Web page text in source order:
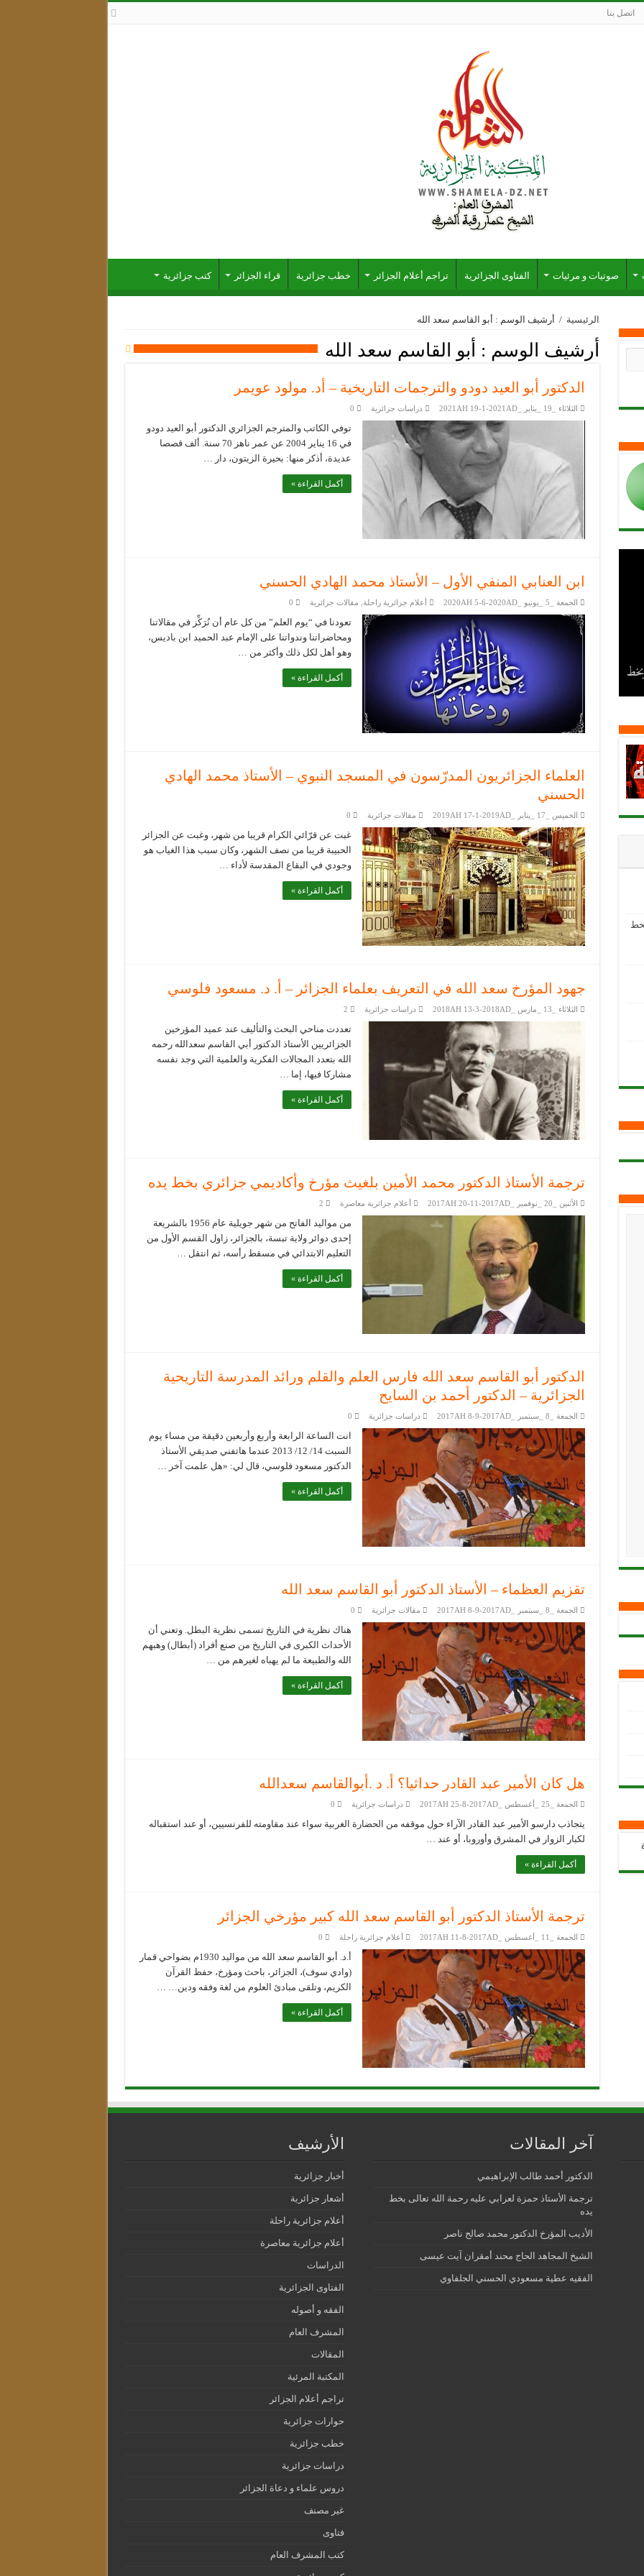
اتصل بنا
صوتيات و مرئيات الفتاوى الجزائرية تراجم أعلام الجزائر خطب جزائرية قراء الجزائر كتب جزائرية
الرئيسية / أرشيف الوسم : أبو القاسم سعد الله
أرشيف الوسم : أبو القاسم سعد الله
الدكتور أبو العيد دودو والترجمات التاريخية – أد. مولود عويمر
الثلاثاء _19 _يناير _2021AH 19-1-2021AD دراسات جزائرية 0
توفي الكاتب والمترجم الجزائري الدكتور أبو العيد دودو
في 16 يناير 2004 عن عمر ناهز 70 سنة. ألف قصصا
عديدة، أذكر منها: بحيرة الزيتون، دار …
أكمل القراءة »
ابن العنابي المنفي الأول – الأستاذ محمد الهادي الحسني
الجمعة _5 _يونيو _2020AH 5-6-2020AD أعلام جزائرية راحلة مقالات جزائرية 0
تعودنا في “يوم العلم” من كل عام أن نُرَكِّز في مقالاتنا
ومحاضراتنا وندواتنا على الإمام عبد الحميد ابن باديس،
وهو أهل لكل ذلك وأكثر من …
أكمل القراءة »
العلماء الجزائريون المدرّسون في المسجد النبوي – الأستاذ محمد الهادي
الحسني
الخميس _17 _يناير _2019AH 17-1-2019AD مقالات جزائرية 0
غبت عن قرّائي الكرام قريبا من شهر، وغبت عن الجزائر
الحبيبة قريبا من نصف الشهر، وكان سبب هذا الغياب هو
وجودي في البقاع المقدسة لأداء …
أكمل القراءة »
جهود المؤرخ سعد الله في التعريف بعلماء الجزائر – أ. د. مسعود فلوسي
الثلاثاء _13 _مارس _2018AH 13-3-2018AD دراسات جزائرية 2
تعددت مناحي البحث والتأليف عند عميد المؤرخين
الجزائريين الأستاذ الدكتور أبي القاسم سعدالله رحمه
الله بتعدد المجالات الفكرية والعلمية التي وجد نفسه
مشاركا فيها، إما …
أكمل القراءة »
ترجمة الأستاذ الدكتور محمد الأمين بلغيث مؤرخ وأكاديمي جزائري بخط يده
الأثنين _20 _نوفمبر _2017AH 20-11-2017AD أعلام جزائرية معاصرة 2
من مواليد الفاتح من شهر جويلية عام 1956 بالشريعة
إحدى دوائر ولاية تبسة، بالجزائر، زاول القسم الأول من
التعليم الابتدائي في مسقط رأسه، ثم انتقل …
أكمل القراءة »
الدكتور أبو القاسم سعد الله فارس العلم والقلم ورائد المدرسة التاريحية
الجزائرية – الدكتور أحمد بن السايح
الجمعة _8 _سبتمبر _2017AH 8-9-2017AD دراسات جزائرية 0
انت الساعة الرابعة وأربع وأربعين دقيقة من مساء يوم
السبت 14/ 12/ 2013 عندما هاتفني صديقي الأستاذ
الدكتور مسعود فلوسي، قال لي: «هل علمت آخر …
أكمل القراءة »
تقزيم العظماء – الأستاذ الدكتور أبو القاسم سعد الله
الجمعة _8 _سبتمبر _2017AH 8-9-2017AD مقالات جزائرية 0
هناك نظرية في التاريخ تسمى نظرية البطل. وتعني أن
الأحداث الكبرى في التاريخ من صنع أفراد (أبطال) وهبهم
الله والطبيعة ما لم يهباه لغيرهم من …
أكمل القراءة »
هل كان الأمير عبد القادر حداثيا؟ أ. د .أبوالقاسم سعدالله
الجمعة _25 _أغسطس _2017AH 25-8-2017AD دراسات جزائرية 0
يتجاذب دارسو الأمير عبد القادر الآراء حول موقفه من الحضارة الغربية سواء عند مقاومته للفرنسيين، أو عند استقباله
لكبار الزوار في المشرق وأوروبا، أو عند …
أكمل القراءة »
ترجمة الأستاذ الدكتور أبو القاسم سعد الله كبير مؤرخي الجزائر
الجمعة _11 _أغسطس _2017AH 11-8-2017AD أعلام جزائرية راحلة 0
أ.د. أبو القاسم سعد الله من مواليد 1930م بضواحي قمار
(وادي سوف)، ‏الجزائر، باحث ومؤرخ، حفظ القرآن
الكريم، وتلقى مبادئ العلوم من لغة ‏وفقه ودين… …
أكمل القراءة »
آخر المقالات
الدكتور أحمد طالب الإبراهيمي
ترجمة الأستاذ حمزة لعرابي عليه رحمة الله تعالى بخط
يده
الأديب المؤرخ الدكتور محمد صالح ناصر
الشيخ المجاهد الحاج محند أمقران آيت عيسى
الفقيه عطية مسعودي الحسني الجلفاوي
الأرشيف
أخبار جزائرية
أشعار جزائرية
أعلام جزائرية راحلة
أعلام جزائرية معاصرة
الدراسات
الفتاوى الجزائرية
الفقه و أصوله
المشرف العام
المقالات
المكتبة المرئية
تراجم أعلام الجزائر
حوارات جزائرية
خطب جزائرية
دراسات جزائرية
دروس علماء و دعاة الجزائر
غير مصنف
فتاوى
كتب المشرف العام